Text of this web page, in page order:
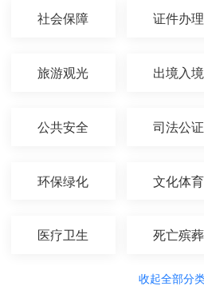
社会保障 证件办理
旅游观光 出境入境
公共安全 司法公证
环保绿化 文化体育
医疗卫生 死亡殡葬
收起全部分